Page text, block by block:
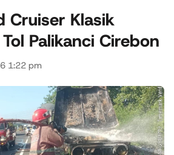
Cruiser Klasik
Palikanci Cirebon
1:22 pm